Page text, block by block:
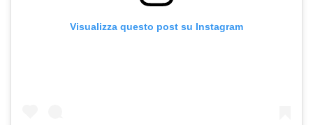
Visualizza questo post su Instagram